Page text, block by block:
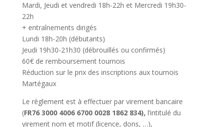
Mardi, Jeudi et vendredi 18h-22h et Mercredi 19h30-
22h
+ entraînements dirigés
Lundi 18h-20h (débutants)
Jeudi 19h30-21h30 (débrouillés ou confirmés)
60€ de remboursement tournois
Réduction sur le prix des inscriptions aux tournois
Martégaux
Le règlement est à effectuer par virement bancaire
(FR76 3000 4006 6700 0028 1862 834), l’intitulé du
virement nom et motif (licence, dons, …),